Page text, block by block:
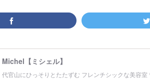
Michel【ミシェル】
代官山にひっそりとたたずむ フレンチシックな美容